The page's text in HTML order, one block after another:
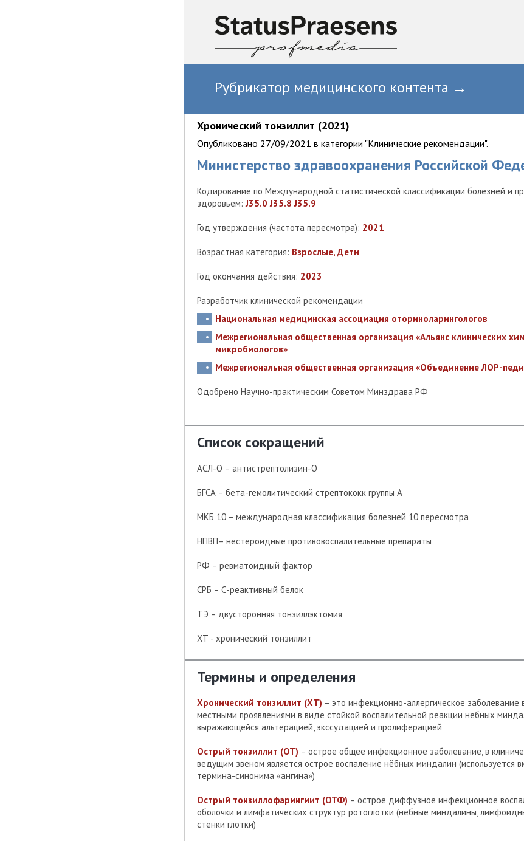
Рубрикатор медицинского контента →
Хронический тонзиллит (2021)
Опубликовано 27/09/2021 в категории "Клинические рекомендации".
Министерство здравоохранения Российской
Кодирование по Международной статистической классификации болезней и
здоровьем:J35.0 J35.8 J35.9
Год утверждения (частота пересмотра): 2021
Возрастная категория: Взрослые, Дети
Год окончания действия: 2023
Разработчик клинической рекомендации
Национальная медицинская ассоциация оториноларингологов
Межрегиональная общественная организация «Альянс клинических
микробиологов»
Межрегиональная общественная организация «Объединение ЛОР-
Одобрено Научно-практическим Советом Минздрава РФ
Список сокращений
АСЛ-О – антистрептолизин-О
БГСА – бета-гемолитический стрептококк группы А
МКБ 10 – международная классификация болезней 10 пересмотра
НПВП– нестероидные противовоспалительные препараты
РФ – ревматоидный фактор
СРБ – С-реактивный белок
ТЭ – двусторонняя тонзиллэктомия
ХТ - хронический тонзиллит
Термины и определения
Хронический тонзиллит (ХТ) – это инфекционно-аллергическое заболевание
местными проявлениями в виде стойкой воспалительной реакции небных
выражающейся альтерацией, экссудацией и пролиферацией
Острый тонзиллит (ОТ) – острое общее инфекционное заболевание, в
ведущим звеном является острое воспаление нёбных миндалин (используется
термина-синонима «ангина»)
Острый тонзиллофарингиит (ОТФ) – острое диффузное инфекционное
оболочки и лимфатических структур ротоглотки (небные миндалины,
стенки глотки)